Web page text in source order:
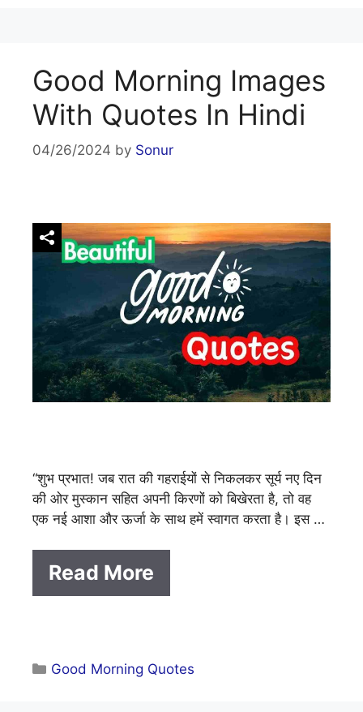
Good Morning Images
With Quotes In Hindi
04/26/2024 by Sonur
“शुभ प्रभात! जब रात की गहराईयों से निकलकर सूर्य नए दिन
की ओर मुस्कान सहित अपनी किरणों को बिखेरता है, तो वह
एक नई आशा और ऊर्जा के साथ हमें स्वागत करता है। इस …
Read More
Categories
Good Morning Quotes